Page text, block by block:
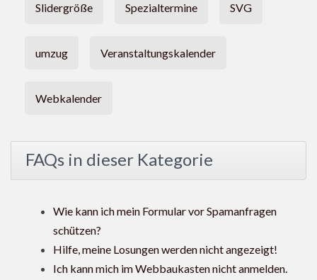
Slidergröße Spezialtermine SVG
umzug Veranstaltungskalender
Webkalender
FAQs in dieser Kategorie
Wie kann ich mein Formular vor Spamanfragen
schützen?
Hilfe, meine Losungen werden nicht angezeigt!
Ich kann mich im Webbaukasten nicht anmelden.